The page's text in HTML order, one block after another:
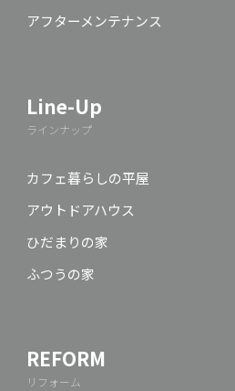
アフターメンテナンス
Line-Up
ラインナップ
カフェ暮らしの平屋
アウトドアハウス
ひだまりの家
ふつうの家
REFORM
リフォーム